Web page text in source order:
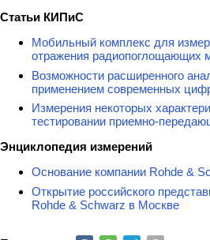
Статьи КИПиС
Мобильный комплекс для
отражения радиопоглощающих
Возможности расширенного
применением современных
Измерения некоторых
тестировании приемно-
Энциклопедия измерений
Основание компании Rohde &
Открытие российского
Rohde & Schwarz в Москве